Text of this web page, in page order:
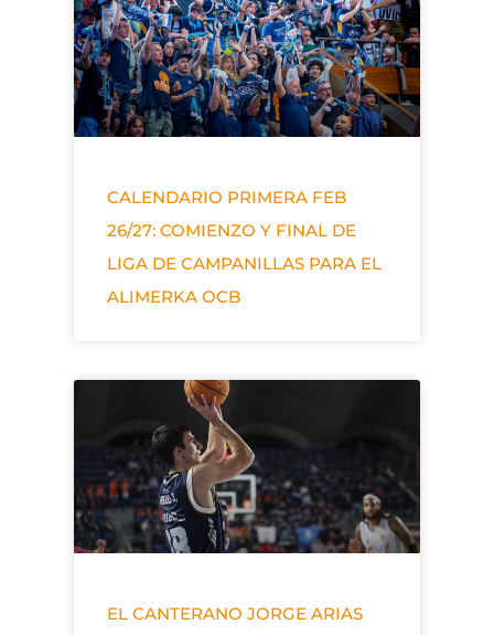
CALENDARIO PRIMERA FEB
26/27: COMIENZO Y FINAL DE
LIGA DE CAMPANILLAS PARA EL
ALIMERKA OCB
EL CANTERANO JORGE ARIAS